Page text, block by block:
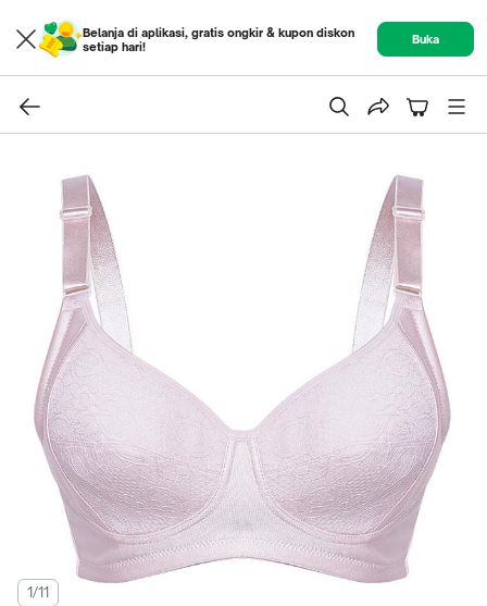
Belanja di aplikasi, gratis ongkir & kupon diskon
setiap hari!
Buka
1/11